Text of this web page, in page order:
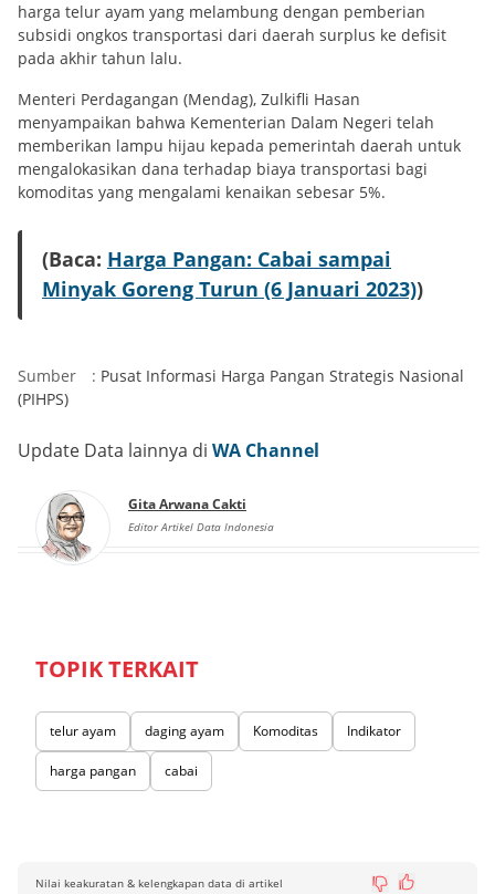
harga telur ayam yang melambung dengan pemberian
subsidi ongkos transportasi dari daerah surplus ke defisit
pada akhir tahun lalu.
Menteri Perdagangan (Mendag), Zulkifli Hasan
menyampaikan bahwa Kementerian Dalam Negeri telah
memberikan lampu hijau kepada pemerintah daerah untuk
mengalokasikan dana terhadap biaya transportasi bagi
komoditas yang mengalami kenaikan sebesar 5%.
(Baca: Harga Pangan: Cabai sampai
Minyak Goreng Turun (6 Januari 2023))
Sumber : Pusat Informasi Harga Pangan Strategis Nasional
(PIHPS)
Update Data lainnya di WA Channel
Gita Arwana Cakti
Editor Artikel Data Indonesia
TOPIK TERKAIT
telur ayam daging ayam Komoditas Indikator
harga pangan cabai
Nilai keakuratan & kelengkapan data di artikel